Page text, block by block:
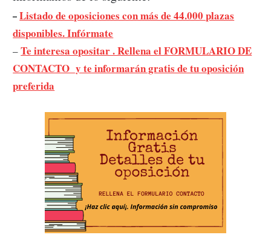
–Listado de oposiciones con más de 44.000 plazas
disponibles. Infórmate
–Te interesa opositar . Rellena el FORMULARIO DE
CONTACTO y te informarán gratis de tu oposición
preferida